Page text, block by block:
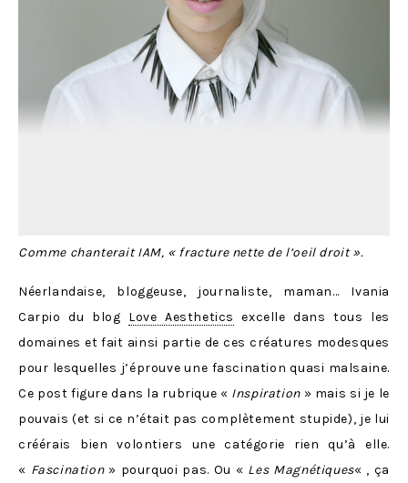
Comme chanterait IAM, « fracture nette de l’oeil droit ».
Néerlandaise, bloggeuse, journaliste, maman… Ivania
Carpio du blog Love Aesthetics excelle dans tous les
domaines et fait ainsi partie de ces créatures modesques
pour lesquelles j’éprouve une fascination quasi malsaine.
Ce post figure dans la rubrique « Inspiration» mais si je le
pouvais (et si ce n’était pas complètement stupide), je lui
créérais bien volontiers une catégorie rien qu’à elle.
« Fascination» pourquoi pas. Ou « Les Magnétiques« , ça